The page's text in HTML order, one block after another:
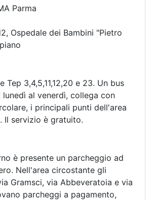
Parma
Ospedale dei Bambini "Pietro
Tep 3,4,5,11,12,20 e 23. Un bus
lunedì al venerdì, collega con
i principali punti dell'area
Il servizio è gratuito.
è presente un parcheggio ad
Nell'area circostante gli
Gramsci, via Abbeveratoia e via
parcheggi a pagamento,